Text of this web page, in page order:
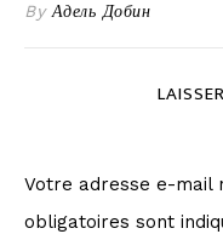
By Адель Добин
Votre adresse e-mail
obligatoires sont